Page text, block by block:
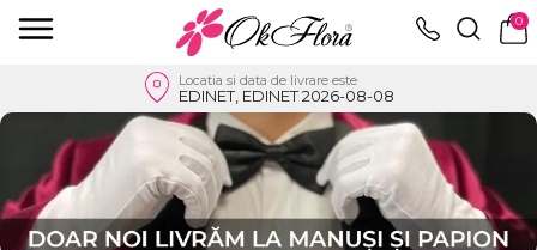
0
Locatia si data de livrare este
EDINET, EDINET 2026-08-08